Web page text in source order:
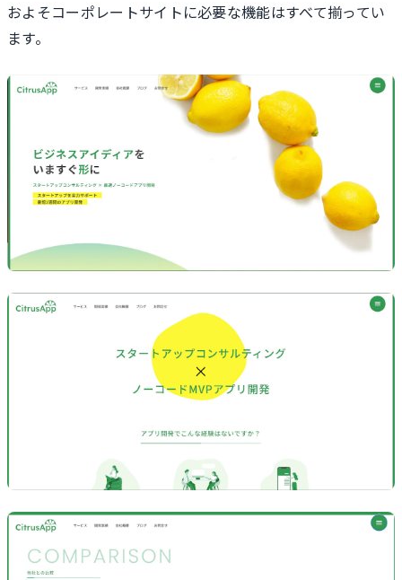
およそコーポレートサイトに必要な機能はすべて揃ってい
ます。